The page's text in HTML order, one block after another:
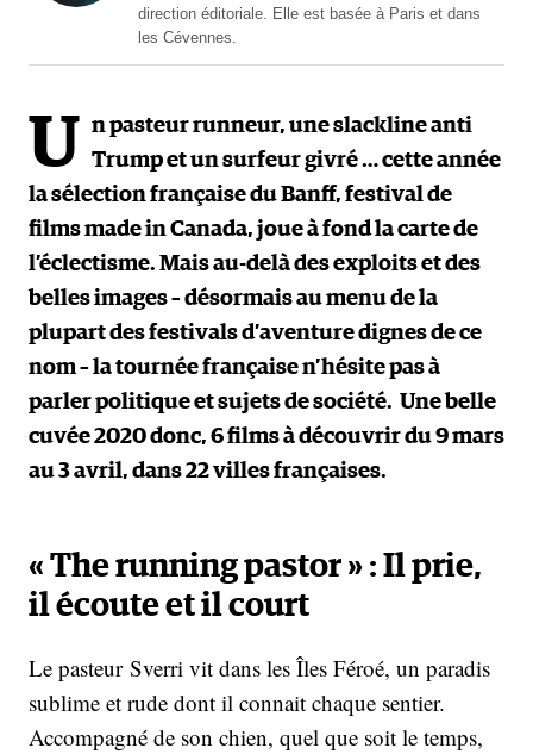
direction éditoriale. Elle est basée à Paris et dans
les Cévennes.
U n pasteur runneur, une slackline anti
Trump et un surfeur givré … cette année
la sélection française du Banff, festival de
films made in Canada, joue à fond la carte de
l’éclectisme. Mais au-delà des exploits et des
belles images – désormais au menu de la
plupart des festivals d’aventure dignes de ce
nom – la tournée française n’hésite pas à
parler politique et sujets de société. Une belle
cuvée 2020 donc, 6 films à découvrir du 9 mars
au 3 avril, dans 22 villes françaises.
« The running pastor » : Il prie,
il écoute et il court
Le pasteur Sverri vit dans les Îles Féroé, un paradis
sublime et rude dont il connait chaque sentier.
Accompagné de son chien, quel que soit le temps,